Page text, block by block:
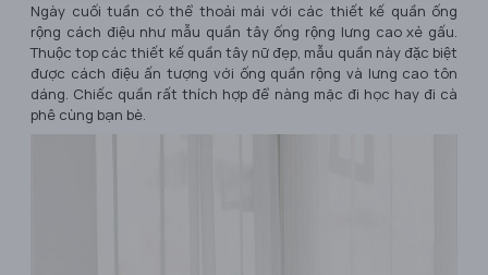
Ngày cuối tuần có thể thoải mái với các thiết kế quần ống
rộng cách điệu như mẫu quần tây ống rộng lưng cao xẻ gấu.
Thuộc top các thiết kế quần tây nữ đẹp, mẫu quần này đặc biệt
được cách điệu ấn tượng với ống quần rộng và lưng cao tôn
dáng. Chiếc quần rất thích hợp để nàng mặc đi học hay đi cà
phê cùng bạn bè.